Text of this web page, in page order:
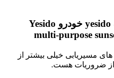
هولدر موبایل C194 چندکاره yesido خودرو Yesido
multi-purpose
های مسیریابی خیلی بیشتر از
از ضروریات هست.